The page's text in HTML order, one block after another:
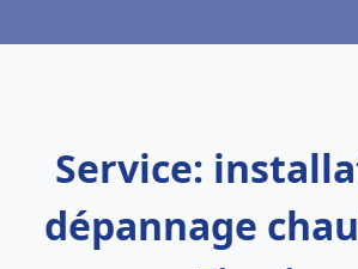
Service:
dépannage